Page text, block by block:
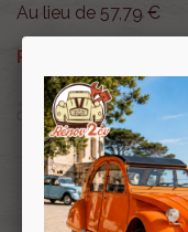
Au lieu de 57,79 €
Prix club
OU PAYER EN
avec